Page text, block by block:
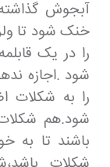
آبجوش
را در یک
شود .اجازه
را به شکلات
شود.هم
باشند تا به